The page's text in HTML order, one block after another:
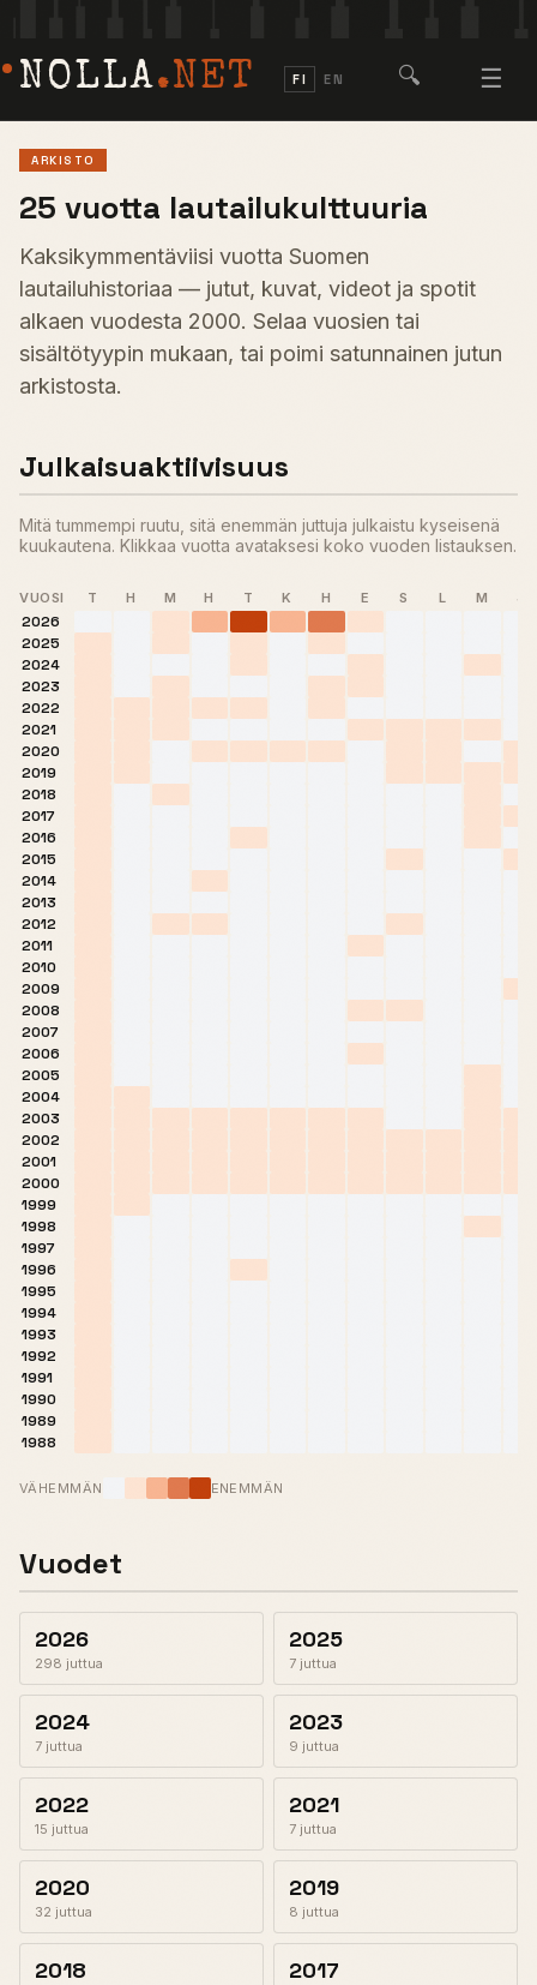
NOLLA.NET FI EN 🔍 ☰
ARKISTO
25 vuotta lautailukulttuuria
Kaksikymmentäviisi vuotta Suomen
lautailuhistoriaa — jutut, kuvat, videot ja spotit
alkaen vuodesta 2000. Selaa vuosien tai
sisältötyypin mukaan, tai poimi satunnainen jutun
arkistosta.
Julkaisuaktiivisuus
Mitä tummempi ruutu, sitä enemmän juttuja julkaistu kyseisenä
kuukautena. Klikkaa vuotta avataksesi koko vuoden listauksen.
VUOSI T H M H T K H E S L M J
2026
2025
2024
2023
2022
2021
2020
2019
2018
2017
2016
2015
2014
2013
2012
2011
2010
2009
2008
2007
2006
2005
2004
2003
2002
2001
2000
1999
1998
1997
1996
1995
1994
1993
1992
1991
1990
1989
1988
VÄHEMMÄN ENEMMÄN
Vuodet
2026
298 juttua
2025
7 juttua
2024
7 juttua
2023
9 juttua
2022
15 juttua
2021
7 juttua
2020
32 juttua
2019
8 juttua
2018 2017